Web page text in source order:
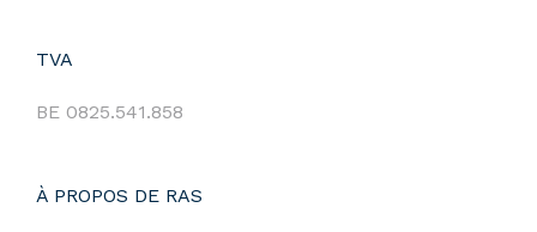
TVA
BE 0825.541.858
À PROPOS DE RAS